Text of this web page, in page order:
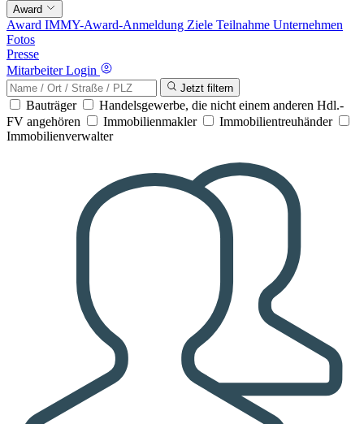
Award
Award IMMY-Award-Anmeldung Ziele Teilnahme Unternehmen
Fotos
Presse
Mitarbeiter Login
Jetzt filtern
Bauträger
Handelsgewerbe, die nicht einem anderen Hdl.-
FV angehören
Immobilienmakler
Immobilientreuhänder
Immobilienverwalter